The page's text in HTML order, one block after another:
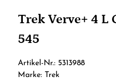
Trek Verve+ 4 L
545
Artikel-Nr.: 5313988
Marke: Trek